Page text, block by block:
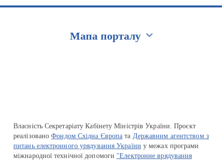
Мапа порталу
Власність Секретаріату Кабінету Міністрів України. Проєкт
реалізованоФондом Східна Європа та Державним агентством з
питань електронного урядування України у межах програми
міжнародної технічної допомоги "Електронне врядування